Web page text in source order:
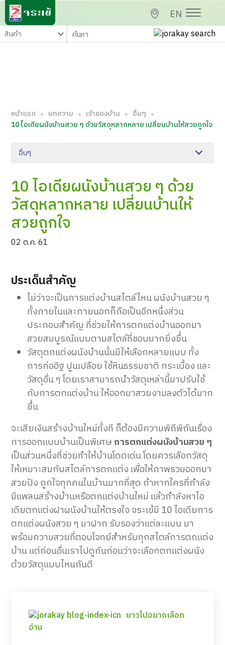
EN
หน้าแรก ∘ บทความ ∘ เจ้าของบ้าน ∘ อื่นๆ ∘
10 ไอเดียผนังบ้านสวย ๆ ด้วยวัสดุหลากหลาย เปลี่ยนบ้านให้สวยถูกใจ
อื่นๆ
10 ไอเดียผนังบ้านสวย ๆ ด้วย
วัสดุหลากหลาย เปลี่ยนบ้านให้
สวยถูกใจ
02 ต.ค. 61
ประเด็นสำคัญ
ไม่ว่าจะเป็นการแต่งบ้านสไตล์ไหน ผนังบ้านสวย ๆ
ทั้งภายในและภายนอกก็ถือเป็นอีกหนึ่งส่วน
ประกอบสำคัญ ที่ช่วยให้การตกแต่งบ้านออกมา
สวยสมบูรณ์แบบตามสไตล์ที่ชอบมากยิ่งขึ้น
วัสดุตกแต่งผนังบ้านนั้นมีให้เลือกหลายแบบ ทั้ง
การก่ออิฐ ปูนเปลือย ใช้หินธรรมชาติ กระเบื้อง และ
วัสดุอื่น ๆ โดยเราสามารถนำวัสดุเหล่านี้มาปรับใช้
กับการตกแต่งบ้าน ให้ออกมาสวยงามลงตัวได้มาก
ขึ้น
จะเสียเงินสร้างบ้านใหม่ทั้งที ก็ต้องมีความพิถีพิถันเรื่อง
การออกแบบบ้านเป็นพิเศษการตกแต่งผนังบ้านสวย ๆ
เป็นส่วนหนึ่งที่ช่วยทำให้บ้านโดดเด่น โดยควรเลือกวัสดุ
ให้เหมาะสมกับสไตล์การตกแต่ง เพื่อให้ภาพรวมออกมา
สวยปัง ถูกใจทุกคนในบ้านมากที่สุด ถ้าหากใครที่กำลัง
มีแพลนสร้างบ้านหรือตกแต่งบ้านใหม่ แล้วกำลังหาไอ
เดียตกแต่งฝาผนังบ้านให้ตรงใจ จระเข้มี 10ไอเดียการ
ตกแต่งผนังสวย ๆ มาฝาก รับรองว่าแต่ละแบบ มา
พร้อมความสวยที่ตอบโจทย์สำหรับทุกสไตล์การตกแต่ง
บ้านแต่ก่อนอื่นเราไปดูกันก่อนว่าจะเลือกตกแต่งผนัง
ด้วยวัสดุแบบไหนกันดี
ยาวไปอยากเลือก
อ่าน